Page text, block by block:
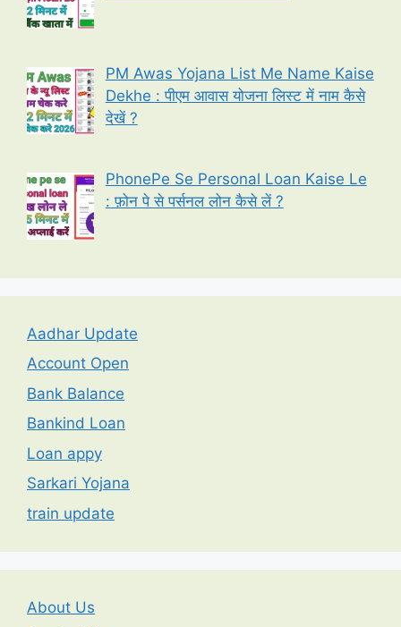
PM Awas Yojana List Me Name Kaise
Dekhe : पीएम आवास योजना लिस्ट में नाम कैसे
देखें ?
PhonePe Se Personal Loan Kaise Le
: फ़ोन पे से पर्सनल लोन कैसे लें ?
Aadhar Update
Account Open
Bank Balance
Bankind Loan
Loan appy
Sarkari Yojana
train update
About Us